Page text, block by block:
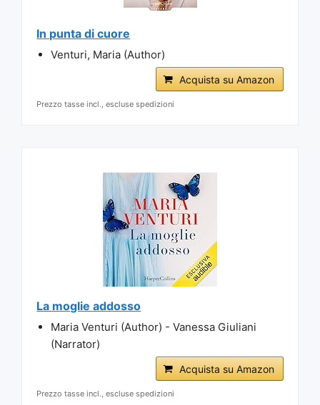
In punta di cuore
Venturi, Maria (Author)
Acquista su Amazon
Prezzo tasse incl., escluse spedizioni
La moglie addosso
Maria Venturi (Author) - Vanessa Giuliani
(Narrator)
Acquista su Amazon
Prezzo tasse incl., escluse spedizioni